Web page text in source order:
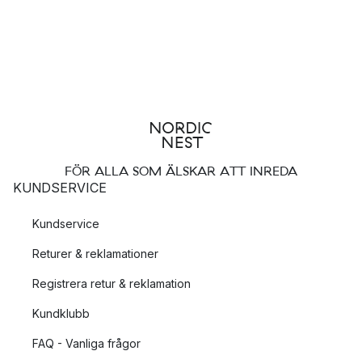
FÖR ALLA SOM ÄLSKAR ATT INREDA
KUNDSERVICE
Kundservice
Returer & reklamationer
Registrera retur & reklamation
Kundklubb
FAQ - Vanliga frågor